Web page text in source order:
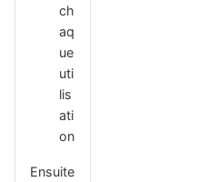
ch
aq
ue
uti
lis
ati
on
Ensuite